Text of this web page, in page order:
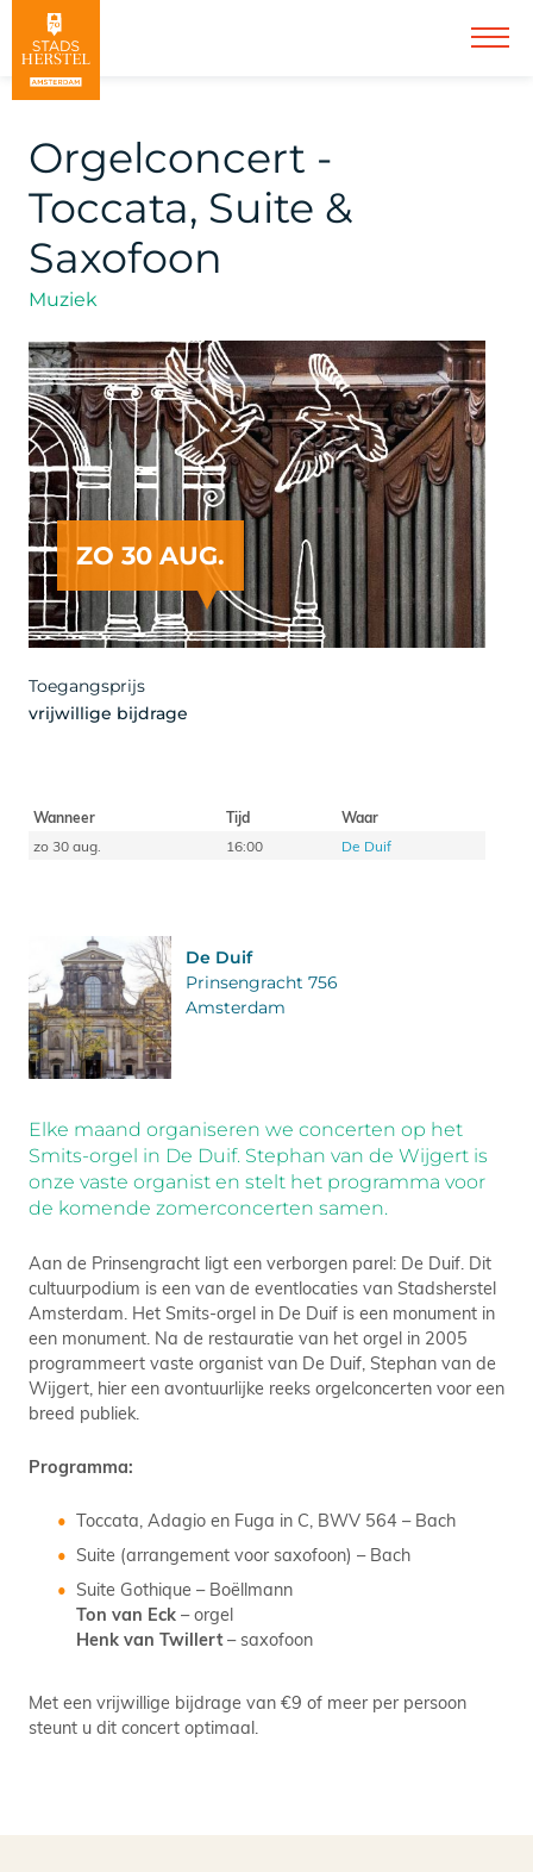
Orgelconcert -
Toccata, Suite &
Saxofoon
Muziek
ZO 30 AUG.
Artist
Toegangsprijs
vrijwillige bijdrage
Wanneer Tijd
Waar
zo 30 aug.
16:00 De Duif
De Duif
Prinsengracht 756
Amsterdam
Elke maand organiseren we concerten op het
Smits-orgel in De Duif. Stephan van de Wijgert is
onze vaste organist en stelt het programma voor
de komende zomerconcerten samen.
Aan de Prinsengracht ligt een verborgen parel: De Duif. Dit
cultuurpodium is een van de eventlocaties van Stadsherstel
Amsterdam. Het Smits-orgel in De Duif is een monument in
een monument. Na de restauratie van het orgel in 2005
programmeert vaste organist van De Duif, Stephan van de
Wijgert, hier een avontuurlijke reeks orgelconcerten voor een
breed publiek.
Programma:
Toccata, Adagio en Fuga in C, BWV 564 – Bach
Suite (arrangement voor saxofoon) – Bach
Suite Gothique – Boëllmann
Ton van Eck – orgel
Henk van Twillert– saxofoon
Met een vrijwillige bijdrage van €9 of meer per persoon
steunt u dit concert optimaal.